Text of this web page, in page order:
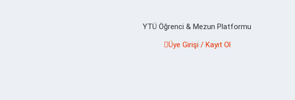
YTÜ Öğrenci & Mezun Platformu
Üye Girişi / Kayıt Ol